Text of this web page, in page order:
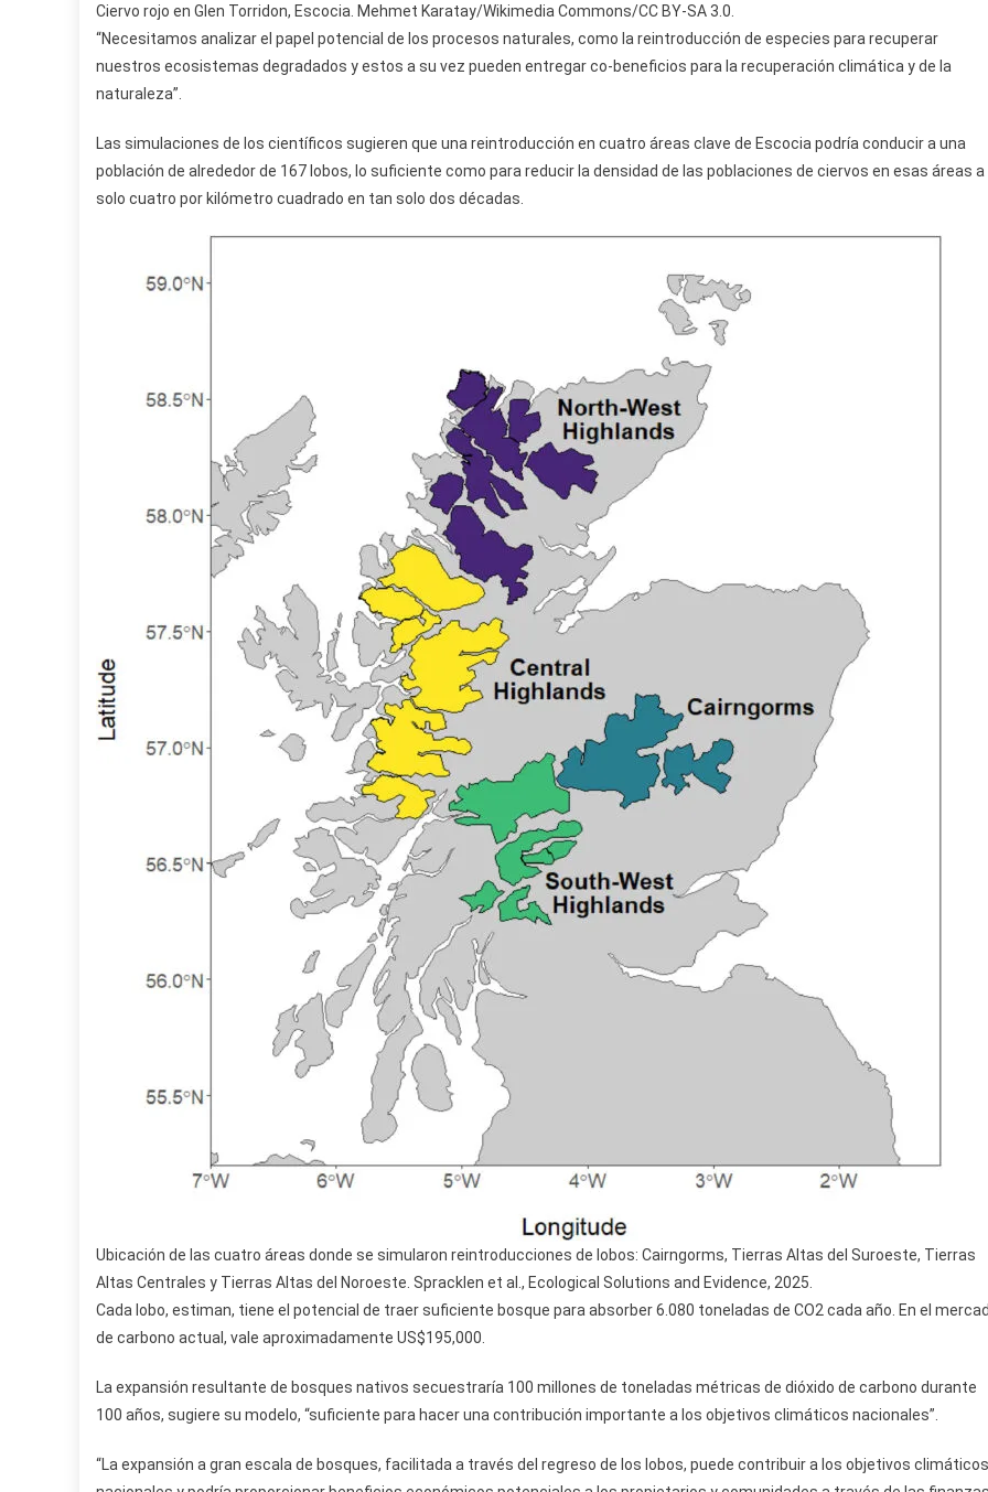
Ciervo rojo en Glen Torridon, Escocia. Mehmet Karatay/Wikimedia Commons/CC BY-SA 3.0.
“Necesitamos analizar el papel potencial de los procesos naturales, como la reintroducción de especies para recuperar
nuestros ecosistemas degradados y estos a su vez pueden entregar co-beneficios para la recuperación climática y de la
naturaleza”.
Las simulaciones de los científicos sugieren que una reintroducción en cuatro áreas clave de Escocia podría conducir a una
población de alrededor de 167 lobos, lo suficiente como para reducir la densidad de las poblaciones de ciervos en esas áreas a
solo cuatro por kilómetro cuadrado en tan solo dos décadas.
Ubicación de las cuatro áreas donde se simularon reintroducciones de lobos: Cairngorms, Tierras Altas del Suroeste, Tierras
Altas Centrales y Tierras Altas del Noroeste. Spracklen et al., Ecological Solutions and Evidence, 2025.
Cada lobo, estiman, tiene el potencial de traer suficiente bosque para absorber 6.080 toneladas de CO2 cada año. En el
de carbono actual, vale aproximadamente US$195,000.
La expansión resultante de bosques nativos secuestraría 100 millones de toneladas métricas de dióxido de carbono durante
100 años, sugiere su modelo, “suficiente para hacer una contribución importante a los objetivos climáticos nacionales”.
“La expansión a gran escala de bosques, facilitada a través del regreso de los lobos, puede contribuir a los objetivos climáticos